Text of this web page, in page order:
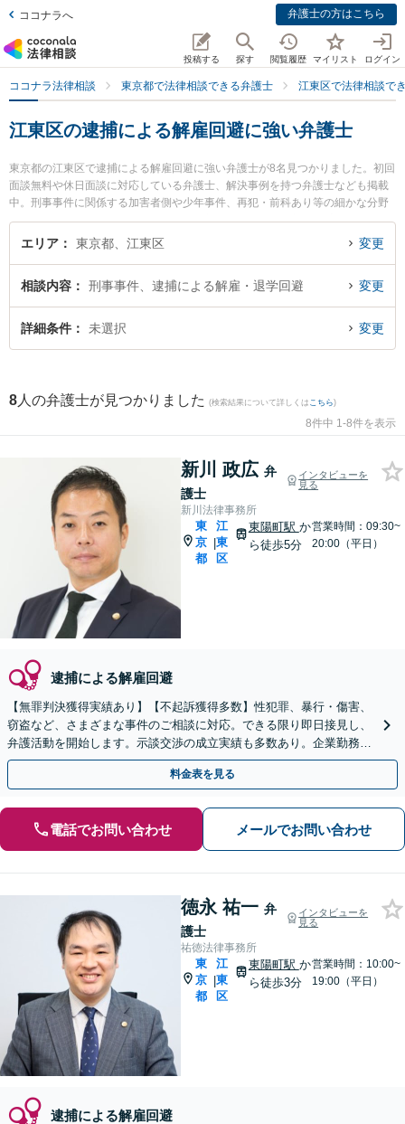
ココナラへ 弁護士の方はこちら
投稿する 探す 閲覧履歴 マイリスト ログイン
ココナラ法律相談 東京都で法律相談できる弁護士 江東区で法律相談で
江東区の逮捕による解雇回避に強い弁護士
東京都の江東区で逮捕による解雇回避に強い弁護士が8名見つかりました。初回
面談無料や休日面談に対応している弁護士、解決事例を持つ弁護士なども掲載
中。刑事事件に関係する加害者側や少年事件、再犯・前科あり等の細かな分野
での絞り込み検索もでき便利です。特に新川法律事務所の新川 政広弁護士や祐
徳法律事務所の徳永 祐一弁護士、ベリーベスト法律事務所 錦糸町オフィスの中
に弁護士に相談したい』『逮捕による解雇回避のトラブル解決の実績豊富な近
くの弁護士を検索したい』『初回相談無料で逮捕による解雇回避を法律相談で
きる江東区内の弁護士に相談予約したい』などでお困りの相談者さんにおすす
エリア 東京都、江東区 変更
相談内容 刑事事件、逮捕による解雇・退学回避 変更
詳細条件 未選択 変更
8 人の弁護士が見つかりました (検索結果について詳しくは こちら)
8件中 1-8件を表示
新川 政広 弁
護士
インタビューを
見る
新川法律事務所
東
京
都
|
江
東
区
東陽町駅 か
ら徒歩5分
営業時間：09:30~
20:00（平日）
逮捕による解雇回避
【無罪判決獲得実績あり】【不起訴獲得多数】性犯罪、暴行・傷害、
窃盗など、さまざまな事件のご相談に対応。できる限り即日接見し、
弁護活動を開始します。示談交渉の成立実績も多数あり。企業勤務経
験あり、横領などのご相談も対応します【東陽町4分】
料金表を見る
電話でお問い合わせ メールでお問い合わせ
徳永 祐一 弁
護士
インタビューを
見る
祐徳法律事務所
東
京
都
|
江
東
区
東陽町駅 か
ら徒歩3分
営業時間：10:00~
19:00（平日）
逮捕による解雇回避